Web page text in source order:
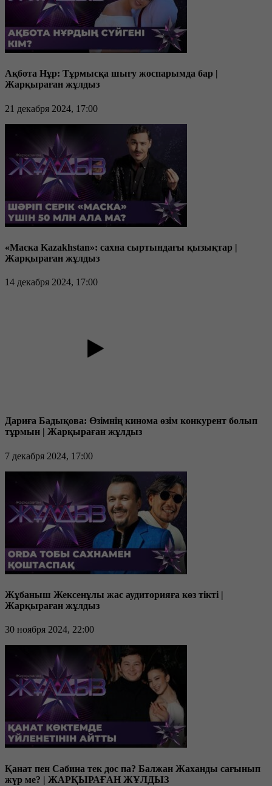
Ақбота Нұр: Тұрмысқа шығу жоспарымда бар |
Жарқыраған жұлдыз
21 декабря 2024, 17:00
«Маска Kazakhstan»: сахна сыртындағы қызықтар |
Жарқыраған жұлдыз
14 декабря 2024, 17:00
Дариға Бадықова: Өзімнің кинома өзім конкурент болып
тұрмын | Жарқыраған жұлдыз
7 декабря 2024, 17:00
Жұбаныш Жексенұлы жас аудиторияға көз тікті |
Жарқыраған жұлдыз
30 ноября 2024, 22:00
Қанат пен Сабина тек дос па? Балжан Жаханды сағынып
жүр ме? | ЖАРҚЫРАҒАН ЖҰЛДЫЗ